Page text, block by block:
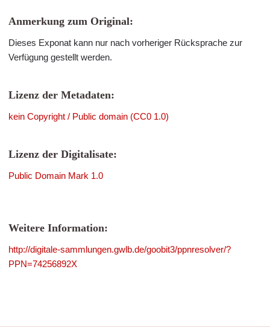
Anmerkung zum Original:
Dieses Exponat kann nur nach vorheriger Rücksprache zur
Verfügung gestellt werden.
Lizenz der Metadaten:
kein Copyright / Public domain (CC0 1.0)
Lizenz der Digitalisate:
Public Domain Mark 1.0
Weitere Information:
http://digitale-sammlungen.gwlb.de/goobit3/ppnresolver/?
PPN=74256892X